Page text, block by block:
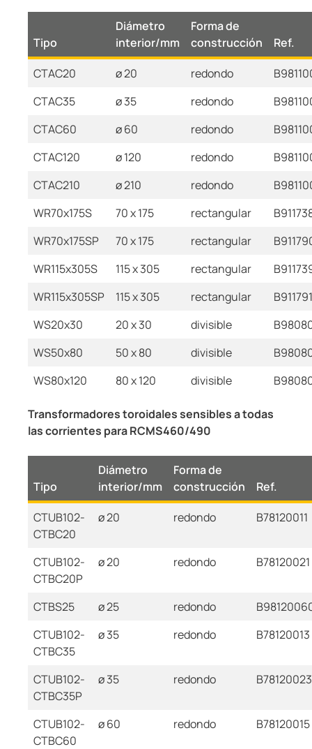
Tipo
Diámetro
interior/mm
Forma de
construcción
Ref.
CTAC20
ø 20 redondo
CTAC35
ø 35 redondo
CTAC60
ø 60 redondo
CTAC120
ø 120 redondo
CTAC210
ø 210 redondo
WR70x175S
70 x 175 rectangular
WR70x175SP
70 x 175 rectangular
WR115x305S
115 x 305 rectangular
WR115x305SP
115 x 305 rectangular
B911791
WS20x30
20 x 30 divisible
WS50x80
50 x 80 divisible
WS80x120
80 x 120 divisible
Transformadores toroidales sensibles a todas
las corrientes para RCMS460/490
Tipo
Diámetro
interior/mm
Forma de
construcción
Ref.
CTUB102-
CTBC20
ø 20 redondo B78120011
CTUB102-
CTBC20P
ø 20 redondo B78120021
CTBS25 ø 25 redondo
CTUB102-
CTBC35
ø 35 redondo B78120013
CTUB102-
CTBC35P
ø 35 redondo B78120023
CTUB102-
CTBC60
ø 60 redondo B78120015